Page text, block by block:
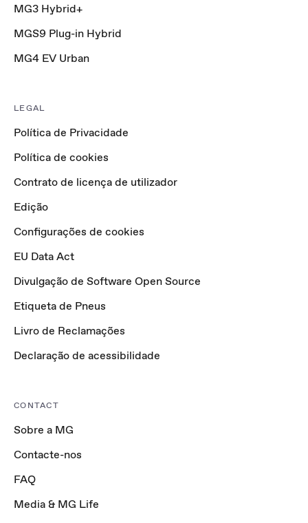
MG3 Hybrid+
MGS9 Plug-in Hybrid
MG4 EV Urban
LEGAL
Política de Privacidade
Política de cookies
Contrato de licença de utilizador
Edição
Configurações de cookies
EU Data Act
Divulgação de Software Open Source
Etiqueta de Pneus
Livro de Reclamações
Declaração de acessibilidade
CONTACT
Sobre a MG
Contacte-nos
FAQ
Media & MG Life